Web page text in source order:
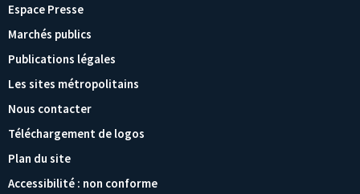
Espace Presse
Marchés publics
Publications légales
Les sites métropolitains
Nous contacter
Téléchargement de logos
Plan du site
Accessibilité : non conforme